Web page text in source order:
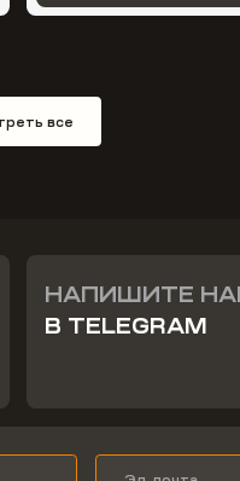
все
НАПИШИТЕ
В TELEGRAM